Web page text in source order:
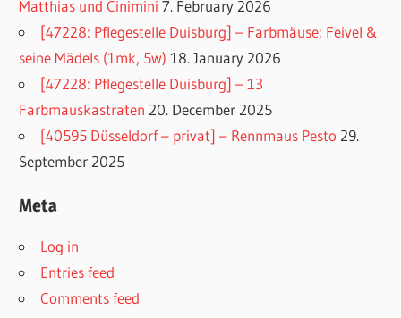
Matthias und Cinimini 7. February 2026
[47228: Pflegestelle Duisburg] – Farbmäuse: Feivel &
seine Mädels (1mk, 5w) 18. January 2026
[47228: Pflegestelle Duisburg] – 13
Farbmauskastraten 20. December 2025
[40595 Düsseldorf – privat] – Rennmaus Pesto 29.
September 2025
Meta
Log in
Entries feed
Comments feed